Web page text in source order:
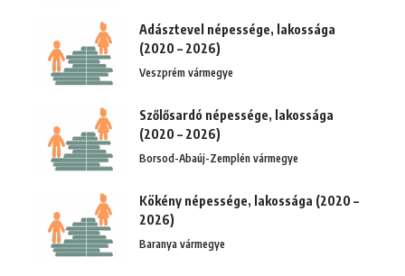
Adásztevel népessége, lakossága
(2020 – 2026)
Veszprém vármegye
Szőlősardó népessége, lakossága
(2020 – 2026)
Borsod-Abaúj-Zemplén vármegye
Kökény népessége, lakossága (2020 –
2026)
Baranya vármegye